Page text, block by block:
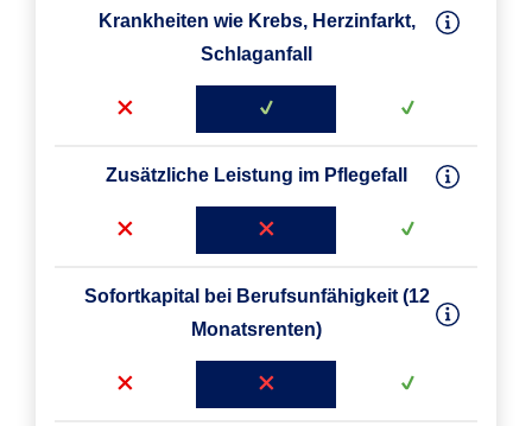
Krankheiten wie Krebs, Herzinfarkt,
Schlaganfall
Zusätzliche Leistung im Pflegefall
Sofortkapital bei Berufsunfähigkeit (12
Monatsrenten)